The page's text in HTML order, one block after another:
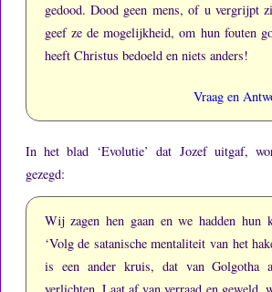
gedood.Dood geen mens, of u vergrijpt
geef ze de mogelijkheid, om hun fouten
heeft Christus bedoeld en niets anders!
Vraag en
In het blad ‘Evolutie’ dat Jozef uitgaf,
gezegd:
Wij zagen hen gaan en we hadden hun
‘Volg de satanische mentaliteit van het
is een ander kruis, dat van Golgotha